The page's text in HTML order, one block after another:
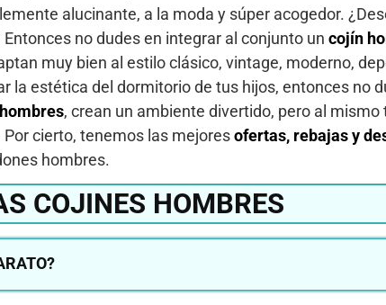
alucinante, a la moda y súper acogedor.
no dudes en integrar al conjunto un cojín
muy bien al estilo clásico, vintage, moderno,
la estética del dormitorio de tus hijos, entonces no
, crean un ambiente divertido, pero al mismo
cierto, tenemos las mejoresofertas, rebajas y
hombres.
COJINES HOMBRES